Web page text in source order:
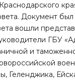
Документ был
вошли
ГБУ
и
Геленджика,